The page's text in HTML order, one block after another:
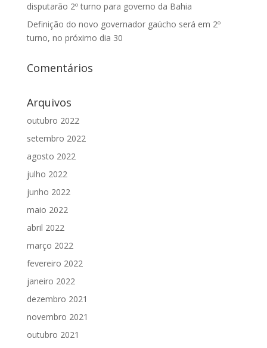
disputarão 2º turno para governo da Bahia
Definição do novo governador gaúcho será em 2º
turno, no próximo dia 30
Comentários
Arquivos
outubro 2022
setembro 2022
agosto 2022
julho 2022
junho 2022
maio 2022
abril 2022
março 2022
fevereiro 2022
janeiro 2022
dezembro 2021
novembro 2021
outubro 2021